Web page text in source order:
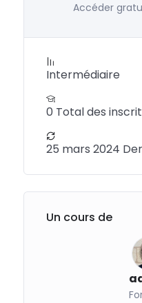
Accéder
Intermédiaire
0 Total des
25 mars 2024
Un cours de